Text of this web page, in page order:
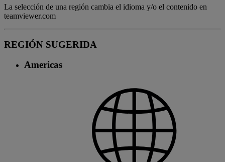
La selección de una región cambia el idioma y/o el contenido en
teamviewer.com
REGIÓN SUGERIDA
Americas